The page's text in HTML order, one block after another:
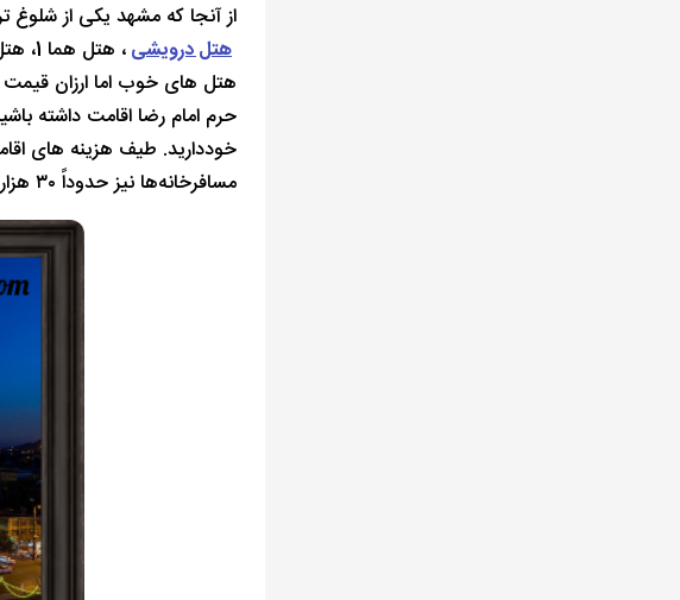
از آنجا که مشهد یکی از شلوغ
هتل درویشی، هتل هما 1، هتل پردیسان، هتل بین المللی قصر و
هتل های خوب اما ارزان
حرم امام رضا اقامت داشته
مسافرخانه‌ها نیز حدوداً ۳۰ هزار تا ۱۰۰ هزار تومان است.